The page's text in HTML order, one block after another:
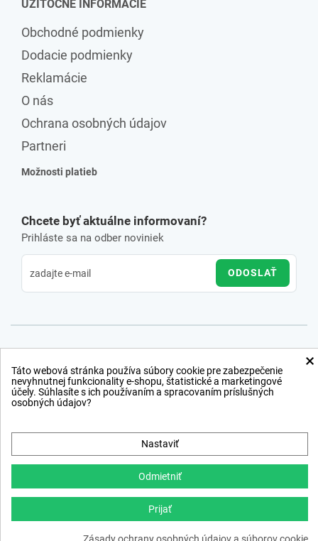
UŽITOČNÉ INFORMÁCIE
Obchodné podmienky
Dodacie podmienky
Reklamácie
O nás
Ochrana osobných údajov
Partneri
Možnosti platieb
Chcete byť aktuálne informovaní?
Prihláste sa na odber noviniek
ODOSLAŤ
×
Táto webová stránka používa súbory cookie pre zabezpečenie
nevyhnutnej funkcionality e-shopu, štatistické a marketingové
účely. Súhlasíte s ich používaním a spracovaním príslušných
osobných údajov?
Nastaviť
Odmietniť
Prijať